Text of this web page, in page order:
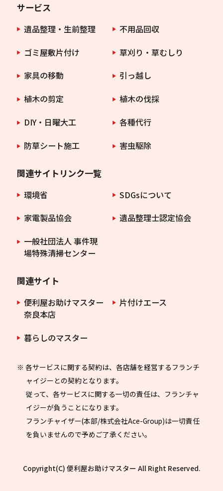
サービス
遺品整理・生前整理
不用品回収
ゴミ屋敷片付け
草刈り・草むしり
家具の移動
引っ越し
植木の剪定
植木の伐採
DIY・日曜大工
各種代行
防草シート施工
害虫駆除
関連サイトリンク一覧
環境省
SDGsについて
家電製品協会
遺品整理士認定協会
一般社団法人 事件現
場特殊清掃センター
関連サイト
便利屋お助けマスター
奈良本店
片付けエース
暮らしのマスター
※ 各サービスに関する契約は、各店舗を経営するフランチ
ャイジーとの契約となります。
従って、各サービスに関する一切の責任は、フランチャ
イジーが負うことになります。
フランチャイザー(本部/株式会社Ace-Group)は一切責任
を負いませんので予めご了承ください。
Copyright(C) 便利屋お助けマスター All Right Reserved.